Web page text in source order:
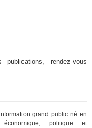
rendez-vous
grand public né en
politique et